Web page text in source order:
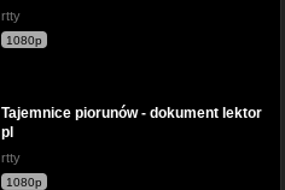
rtty
1080p
Tajemnice piorunów - dokument lektor
pl
rtty
1080p